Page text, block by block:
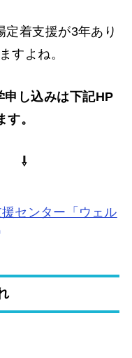
着支援が3年あり
すよね。
申し込みは下記HP
。
⇩
センター「ウェル